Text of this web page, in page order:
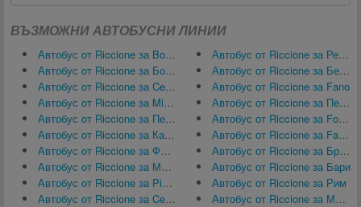
ВЪЗМОЖНИ АВТОБУСНИ ЛИНИИ
Автобус от Riccione за Bologna Guglielmo Marconi Airport
Автобус от Riccione за Болоня
Автобус от Riccione за Cesenatico
Автобус от Riccione за Mirabilandia
Автобус от Riccione за Пескара
Автобус от Riccione за Карпи
Автобус от Riccione за Флоренция
Автобус от Riccione за Модена
Автобус от Riccione за Pinarella di Cervia
Автобус от Riccione за Cesena
Автобус от Riccione за Реджо нел'Емилия
Автобус от Riccione за Бергамо
Автобус от Riccione за Fano
Автобус от Riccione за Перуджа
Автобус от Riccione за Forlì Airport, Италия
Автобус от Riccione за Falconara Marittima
Автобус от Riccione за Бреша
Автобус от Riccione за Бари
Автобус от Riccione за Рим
Автобус от Riccione за Милано